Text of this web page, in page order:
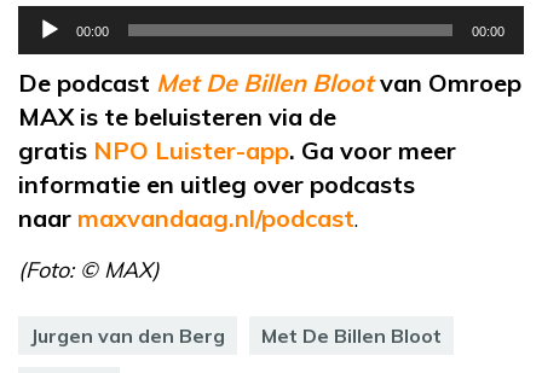
Audiospeler
00:00 00:00
De podcast Met De Billen Blootvan Omroep
MAX is te beluisteren via de
gratis NPO Luister-app. Ga voor meer
informatie en uitleg over podcasts
naar maxvandaag.nl/podcast.
(Foto: © MAX)
Jurgen van den Berg Met De Billen Bloot